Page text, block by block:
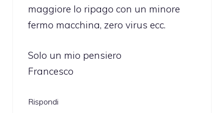
maggiore lo ripago con un minore
fermo macchina, zero virus ecc.
Solo un mio pensiero
Francesco
Rispondi